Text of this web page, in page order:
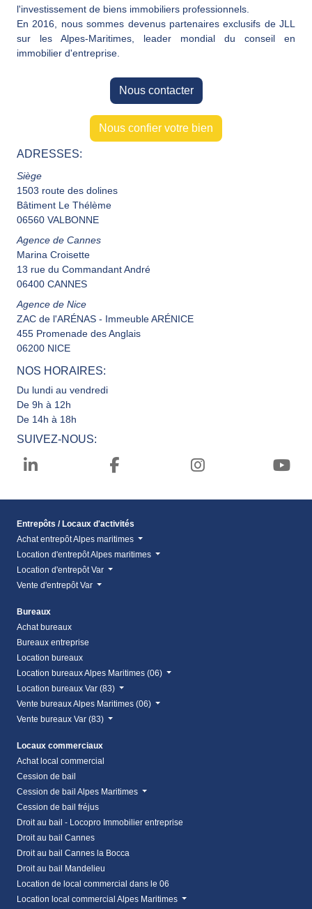
l'investissement de biens immobiliers professionnels.
En 2016, nous sommes devenus partenaires exclusifs de JLL
sur les Alpes-Maritimes, leader mondial du conseil en
immobilier d'entreprise.
Nous contacter
Nous confier votre bien
ADRESSES:
Siège
1503 route des dolines
Bâtiment Le Thélème
06560 VALBONNE
Agence de Cannes
Marina Croisette
13 rue du Commandant André
06400 CANNES
Agence de Nice
ZAC de l'ARÉNAS - Immeuble ARÉNICE
455 Promenade des Anglais
06200 NICE
NOS HORAIRES:
Du lundi au vendredi
De 9h à 12h
De 14h à 18h
SUIVEZ-NOUS:
Entrepôts / Locaux d'activités
Achat entrepôt Alpes maritimes
Location d'entrepôt Alpes maritimes
Location d'entrepôt Var
Vente d'entrepôt Var
Bureaux
Achat bureaux
Bureaux entreprise
Location bureaux
Location bureaux Alpes Maritimes (06)
Location bureaux Var (83)
Vente bureaux Alpes Maritimes (06)
Vente bureaux Var (83)
Locaux commerciaux
Achat local commercial
Cession de bail
Cession de bail Alpes Maritimes
Cession de bail fréjus
Droit au bail - Locopro Immobilier entreprise
Droit au bail Cannes
Droit au bail Cannes la Bocca
Droit au bail Mandelieu
Location de local commercial dans le 06
Location local commercial Alpes Maritimes